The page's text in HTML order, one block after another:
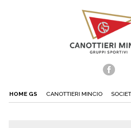
HOME GS CANOTTIERI MINCIO